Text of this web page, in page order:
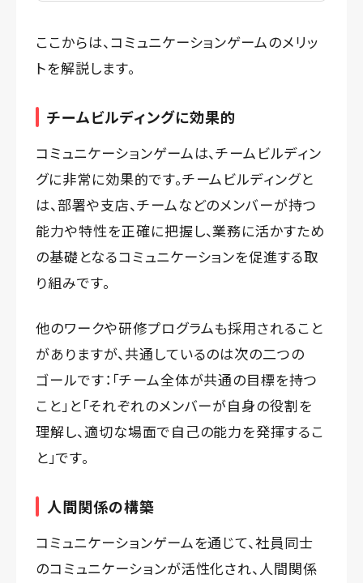
ここからは、コミュニケーションゲームのメリッ
トを解説します。
チームビルディングに効果的
コミュニケーションゲームは、チームビルディン
グに非常に効果的です。チームビルディングと
は、部署や支店、チームなどのメンバーが持つ
能力や特性を正確に把握し、業務に活かすため
の基礎となるコミュニケーションを促進する取
り組みです。
他のワークや研修プログラムも採用されること
がありますが、共通しているのは次の二つの
ゴールです：「チーム全体が共通の目標を持つ
こと」と「それぞれのメンバーが自身の役割を
理解し、適切な場面で自己の能力を発揮するこ
と」です。
人間関係の構築
コミュニケーションゲームを通じて、社員同士
のコミュニケーションが活性化され、人間関係